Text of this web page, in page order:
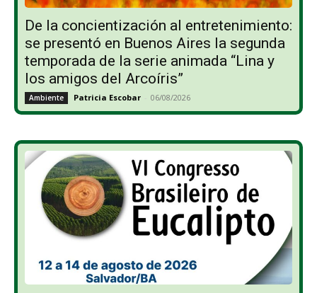
De la concientización al entretenimiento:
se presentó en Buenos Aires la segunda
temporada de la serie animada “Lina y
los amigos del Arcoíris”
Ambiente Patricia Escobar - 06/08/2026